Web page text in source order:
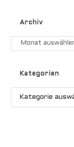
Archiv
Archiv
Kategorien
Kategorien